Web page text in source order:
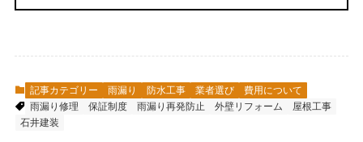
記事カテゴリー 雨漏り 防水工事 業者選び
費用について
雨漏り修理
保証制度 雨漏り再発防止 外壁リフォーム
屋根工事
石井建装